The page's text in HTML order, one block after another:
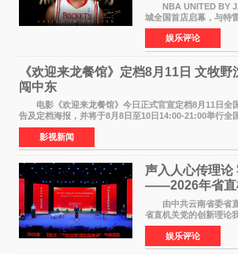
NBA UNITED BY
城全国首店启幕，与特
爱 2026 年7 月21 日
州正弘城正式启幕。
娱乐评论
《欢迎来龙餐馆》定档8月11日 文牧
闯中东
电影《欢迎来龙餐馆》今日正式官宣定档8月11日全
告及定档海报，并将于8月8日至10日14:00-21:00举行全
食大片，影片讲述的是中国厨师徐福（沈腾
影视新闻
声入人心传理论
——2026年省直
论我来讲”宣讲
由中共云南省委省直
省直机关党的创新理论
至5日在昆明举办。活动
开创云南发展新局面 "
特色社会主义
娱乐评论